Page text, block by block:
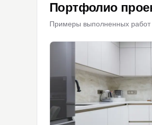
Портфолио
Примеры выполненных работ